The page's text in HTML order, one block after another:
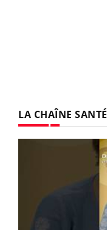
LA CHAÎNE SANTÉ